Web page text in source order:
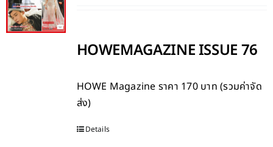
HOWEMAGAZINE ISSUE 76
HOWE Magazine ราคา 170 บาท (รวมค่าจัด
ส่ง)
Details